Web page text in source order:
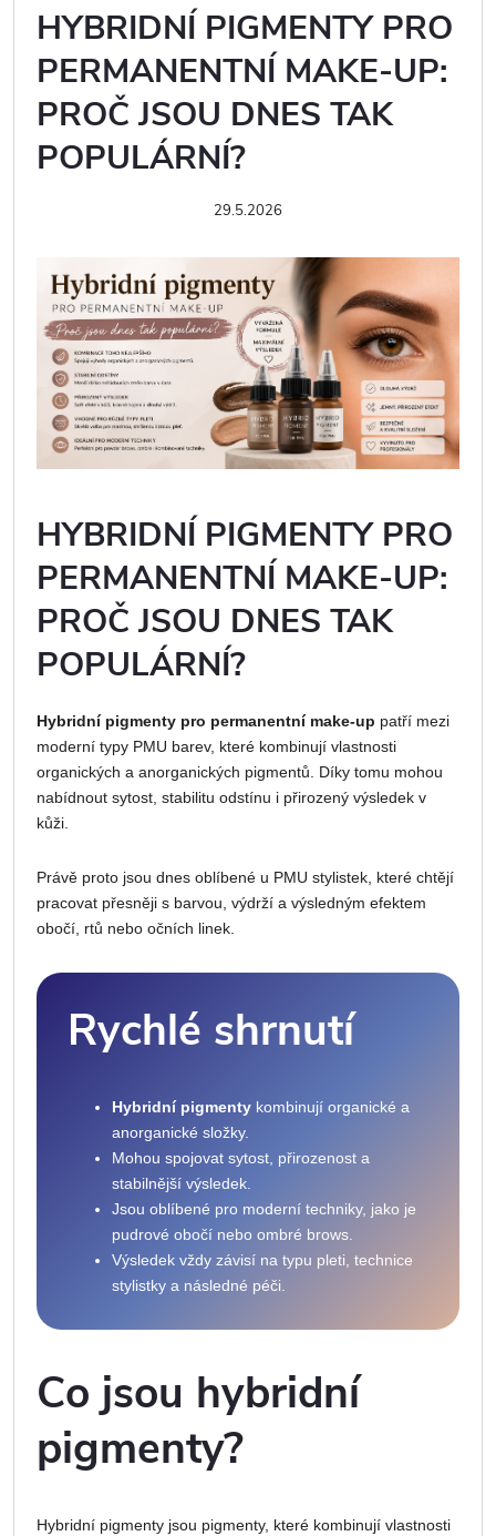
HYBRIDNÍ PIGMENTY PRO
PERMANENTNÍ MAKE-UP:
PROČ JSOU DNES TAK
POPULÁRNÍ?
29.5.2026
HYBRIDNÍ PIGMENTY PRO
PERMANENTNÍ MAKE-UP:
PROČ JSOU DNES TAK
POPULÁRNÍ?
Hybridní pigmenty pro permanentní make-up patří mezi
moderní typy PMU barev, které kombinují vlastnosti
organických a anorganických pigmentů. Díky tomu mohou
nabídnout sytost, stabilitu odstínu i přirozený výsledek v
kůži.
Právě proto jsou dnes oblíbené u PMU stylistek, které chtějí
pracovat přesněji s barvou, výdrží a výsledným efektem
obočí, rtů nebo očních linek.
Rychlé shrnutí
Hybridní pigmenty kombinují organické a
anorganické složky.
Mohou spojovat sytost, přirozenost a
stabilnější výsledek.
Jsou oblíbené pro moderní techniky, jako je
pudrové obočí nebo ombré brows.
Výsledek vždy závisí na typu pleti, technice
stylistky a následné péči.
Co jsou hybridní
pigmenty?
Hybridní pigmenty jsou pigmenty, které kombinují vlastnosti